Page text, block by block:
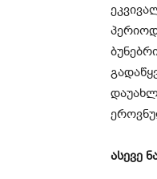
ასევე